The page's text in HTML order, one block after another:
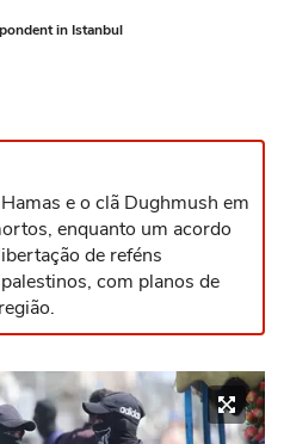
in Istanbul
e o clã Dughmush em
enquanto um acordo
de reféns
com planos de